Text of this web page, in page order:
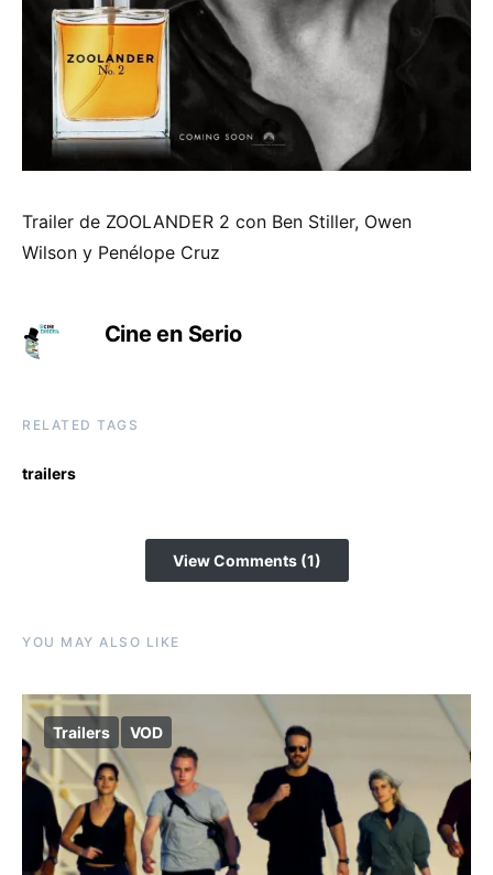
Trailer de ZOOLANDER 2 con Ben Stiller, Owen
Wilson y Penélope Cruz
Cine en Serio
RELATED TAGS
trailers
View Comments (1)
YOU MAY ALSO LIKE
Trailers VOD